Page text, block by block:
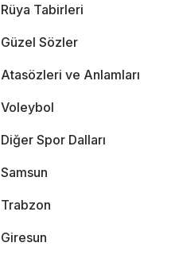
Rüya Tabirleri
Güzel Sözler
Atasözleri ve Anlamları
Voleybol
Diğer Spor Dalları
Samsun
Trabzon
Giresun